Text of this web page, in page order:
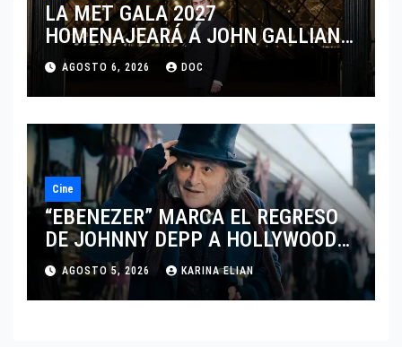
LA MET GALA 2027
HOMENAJEARÁ A JOHN GALLIANO
MARCANDO EL REGRESO DEL REY
DEL DRAMATISMO
AGOSTO 6, 2026 DOC
Cine
“EBENEZER” MARCA EL REGRESO
DE JOHNNY DEPP A HOLLYWOOD
TRAS SU PASO POR EL CINE
INDEPENDIENTE EUROPEO
AGOSTO 5, 2026 KARINA ELIAN